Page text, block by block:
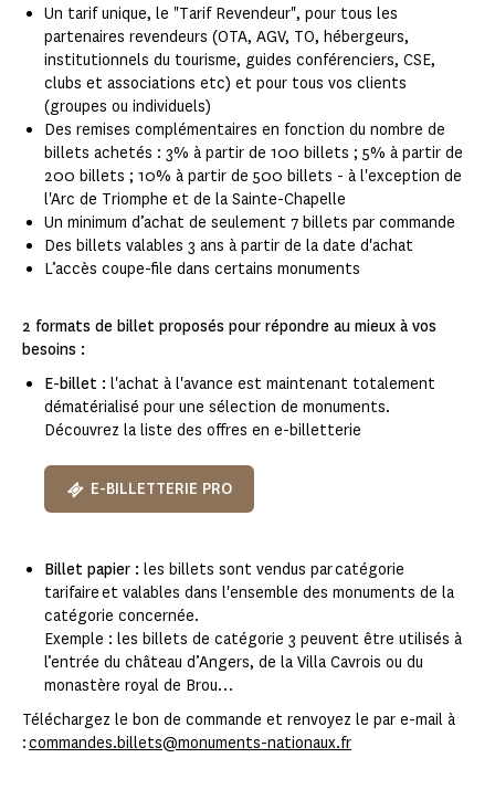
Un tarif unique, le "Tarif Revendeur", pour tous les
partenaires revendeurs (OTA, AGV, TO, hébergeurs,
institutionnels du tourisme, guides conférenciers, CSE,
clubs et associations etc) et pour tous vos clients
(groupes ou individuels)
Des remises complémentaires en fonction du nombre de
billets achetés : 3% à partir de 100 billets ; 5% à partir de
200 billets ; 10% à partir de 500 billets - à l'exception de
l'Arc de Triomphe et de la Sainte-Chapelle
Un minimum d’achat de seulement 7 billets par commande​
Des billets valables 3 ans à partir de la date d'achat
L’accès coupe-file dans certains monuments​
2 formats de billet proposés pour répondre au mieux à vos
besoins :
E-billet : l'achat à l'avance est maintenant totalement
dématérialisé pour une sélection de monuments.
Découvrez la liste des offres en e-billetterie
E-BILLETTERIE PRO
Billet papier : les billets sont vendus par catégorie
tarifaire et valables dans l'ensemble des monuments de la
catégorie concernée.
Exemple : les billets de catégorie 3 peuvent être utilisés à
l’entrée du château d’Angers, de la Villa Cavrois ou du
monastère royal de Brou…
Téléchargez le bon de commande et renvoyez le par e-mail à
:commandes.billets@monuments-nationaux.fr